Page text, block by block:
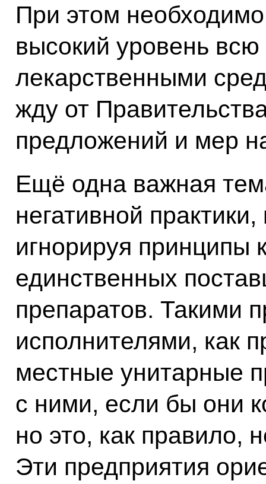
При этом
высокий уровень
лекарственными
жду от
предложений и мер
Ещё одна важная
негативной
игнорируя принципы
единственных
препаратов. Такими
исполнителями, как
местные унитарные
с ними, если бы они
но это, как правило,
Эти предприятия